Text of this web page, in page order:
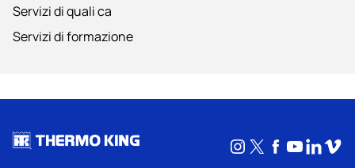
Servizi di quali ca
Servizi di formazione
Instagram
X Facebook